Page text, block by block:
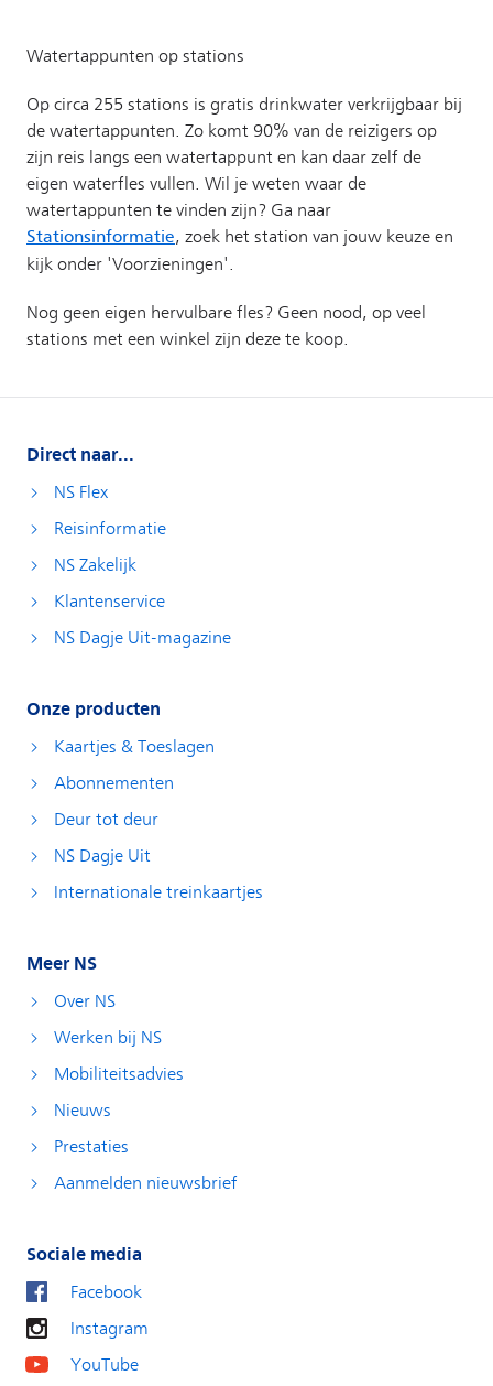
Direct naar...
NS Flex
Reisinformatie
NS Zakelijk
Klantenservice
NS Dagje Uit-magazine
Onze producten
Kaartjes & Toeslagen
Abonnementen
Deur tot deur
NS Dagje Uit
Internationale treinkaartjes
Meer NS
Over NS
Werken bij NS
Mobiliteitsadvies
Nieuws
Prestaties
Aanmelden nieuwsbrief
Sociale media
Facebook
Instagram
YouTube